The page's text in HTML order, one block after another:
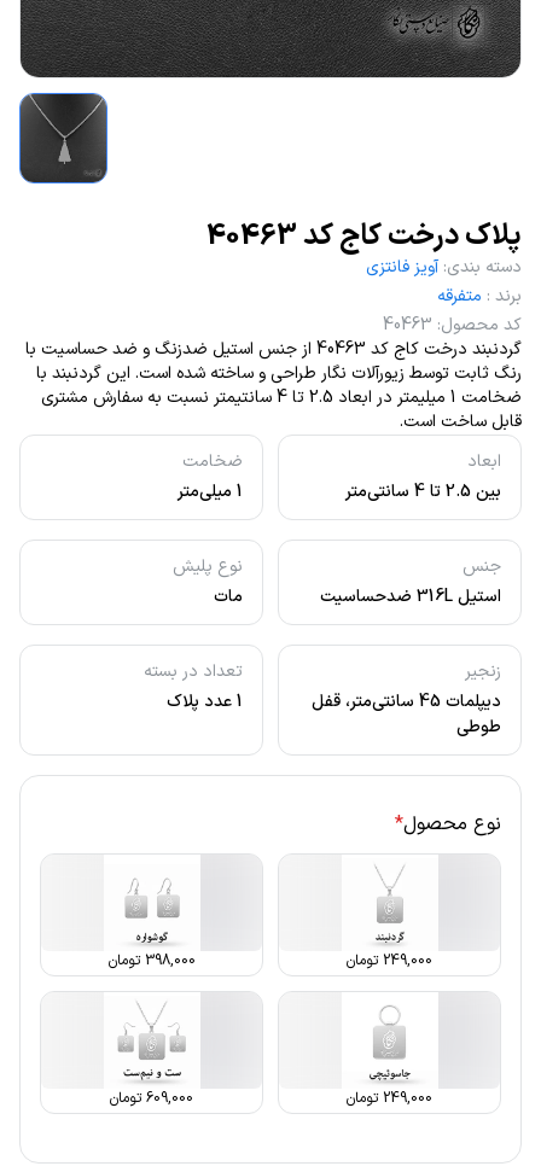
پلاک درخت کاج کد 40463
ابعاد
بین 2.5 تا 4 سانتی‌متر
ضخامت
1 میلی‌متر
جنس
استیل 316L ضدحساسیت
نوع پلیش
مات
زنجیر
دیپلمات 45 سانتی‌متر، قفل
طوطی
تعداد در بسته
1 عدد پلاک
دسته بندی: آویز فانتزی
برند : متفرقه
کد محصول:
40463
گردنبند درخت کاج کد 40463 از جنس استیل ضدزنگ و ضد حساسیت با
رنگ ثابت توسط زیورآلات نگار طراحی و ساخته شده است. این گردنبند با
ضخامت 1 میلیمتر در ابعاد 2.5 تا 4 سانتیمتر نسبت به سفارش مشتری
قابل ساخت است.
نوع محصول*
249,000 تومان 398,000 تومان
249,000 تومان 609,000تومان